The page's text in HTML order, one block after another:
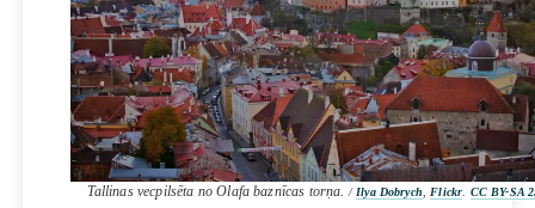
Tallinas vecpilsēta no Olafa baznīcas torņa. / Ilya Dobrych Flickr CC BY-SA